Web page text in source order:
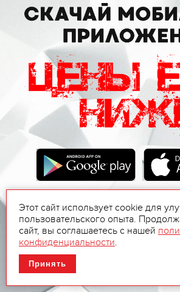
Этот сайт использует cookie для
пользовательского опыта.
сайт, вы соглашаетесь с нашей
конфиденциальности.
Принять